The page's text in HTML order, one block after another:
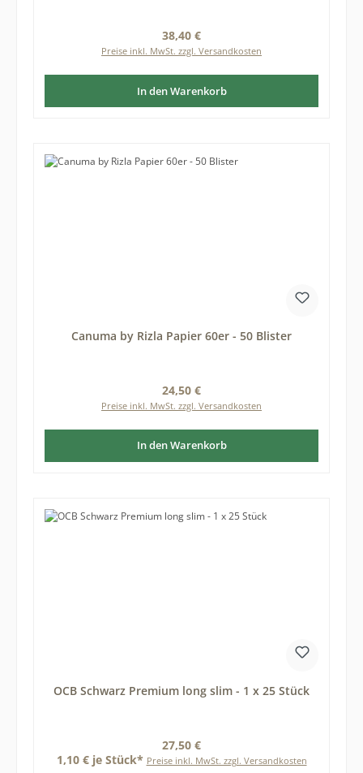
Regulärer Preis:
38,40 €
Preise inkl. MwSt. zzgl. Versandkosten
In den Warenkorb
Canuma by Rizla Papier 60er - 50 Blister
Regulärer Preis:
24,50 €
Preise inkl. MwSt. zzgl. Versandkosten
In den Warenkorb
OCB Schwarz Premium long slim - 1 x 25 Stück
Regulärer Preis:
27,50 €
1,10 € je Stück* Preise inkl. MwSt. zzgl. Versandkosten